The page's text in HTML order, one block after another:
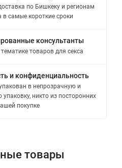
по Бишкеку и регионам
в самые короткие сроки
консультанты
товаров для секса
и конфиденциальность
в непрозрачную и
никто из посторонних
покупке
товары